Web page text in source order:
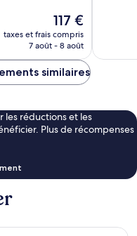
Le
nouveau
prix
de
117 €
taxes et frais compris
7 août - 8 août
similaires
les réductions et les
Plus de récompenses